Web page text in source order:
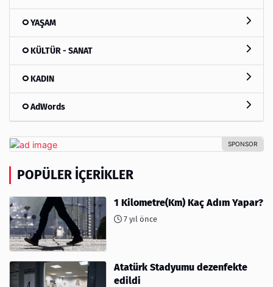
YAŞAM
KÜLTÜR - SANAT
KADIN
AdWords
POPÜLER İÇERIKLER
1 Kilometre(Km) Kaç Adım Yapar?
7 yıl önce
Atatürk Stadyumu dezenfekte
edildi